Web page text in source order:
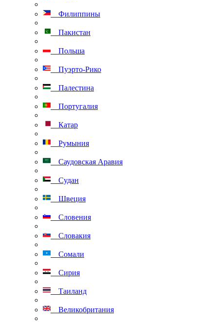
Филиппины
Пакистан
Польша
Пуэрто-Рико
Палестина
Португалия
Катар
Румыния
Саудовская Аравия
Судан
Швеция
Словения
Словакия
Сомали
Сирия
Таиланд
Великобритания